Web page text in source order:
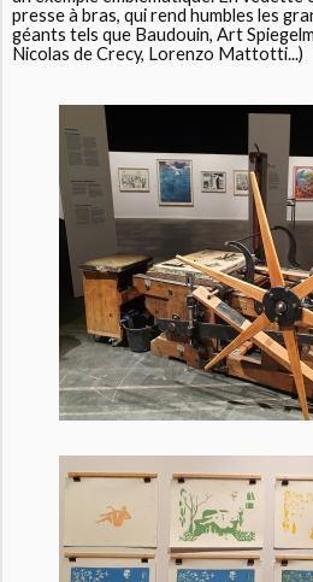
presse à bras, qui rend humbles les
géants tels que Baudouin, Art
Nicolas de Crecy, Lorenzo Mattotti...)